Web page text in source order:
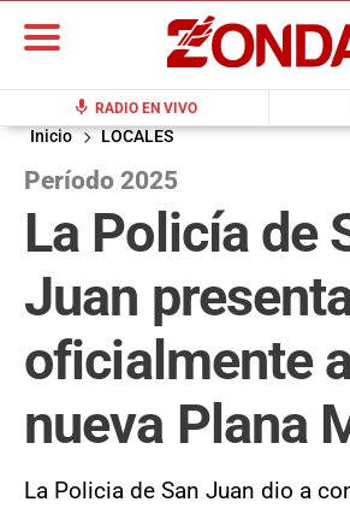
mic RADIO EN VIVO
Inicio LOCALES
Período 2025
La Policía de
Juan
oficialmente
nueva Plana
La Policia de San Juan dio a